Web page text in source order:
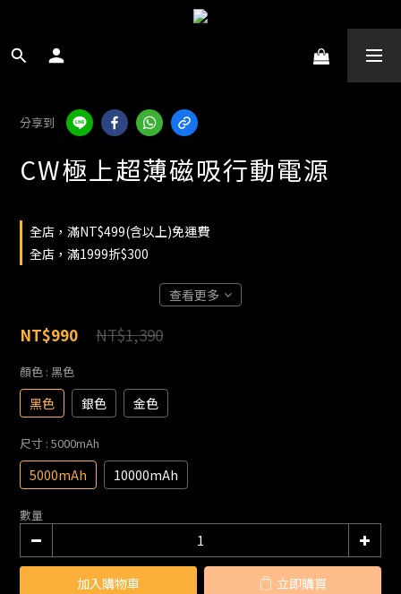
分享到
CW極上超薄磁吸行動電源
全店，滿NT$499(含以上)免運費
全店，滿1999折$300
查看更多
NT$1,390
NT$990
顏色 : 黑色
黑色 銀色 金色
尺寸 : 5000mAh
5000mAh 10000mAh
數量
加入購物車 立即購買